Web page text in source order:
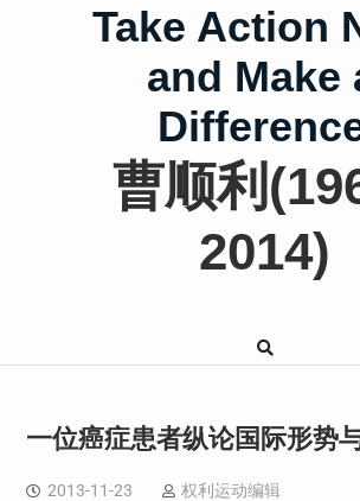
Take Action
and Make
曹顺利
2014)
一位癌症患者纵论国际形势
2013-11-23 权利运动编辑